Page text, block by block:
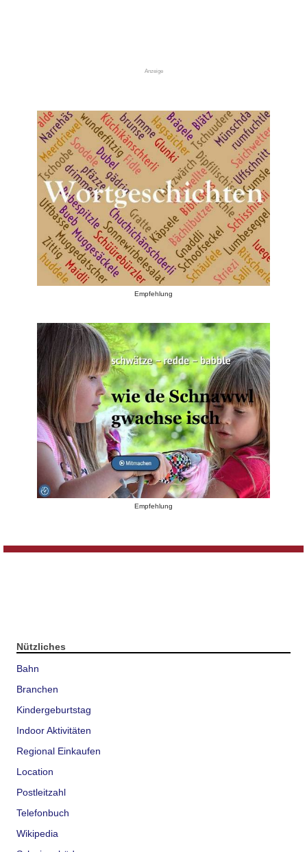
Anzeige
Empfehlung
Empfehlung
Nützliches
Bahn
Branchen
Kindergeburtstag
Indoor Aktivitäten
Regional Einkaufen
Location
Postleitzahl
Telefonbuch
Wikipedia